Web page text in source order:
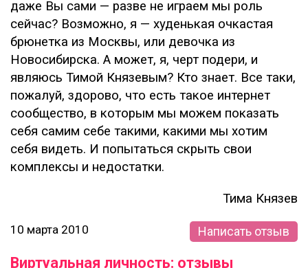
даже Вы сами — разве не играем мы роль
сейчас? Возможно, я — худенькая очкастая
брюнетка из Москвы, или девочка из
Новосибирска. А может, я, черт подери, и
являюсь Тимой Князевым? Кто знает. Все таки,
пожалуй, здорово, что есть такое интернет
сообщество, в которым мы можем показать
себя самим себе такими, какими мы хотим
себя видеть. И попытаться скрыть свои
комплексы и недостатки.
Тима Князев
10 марта 2010 Написать отзыв
Виртуальная личность: отзывы